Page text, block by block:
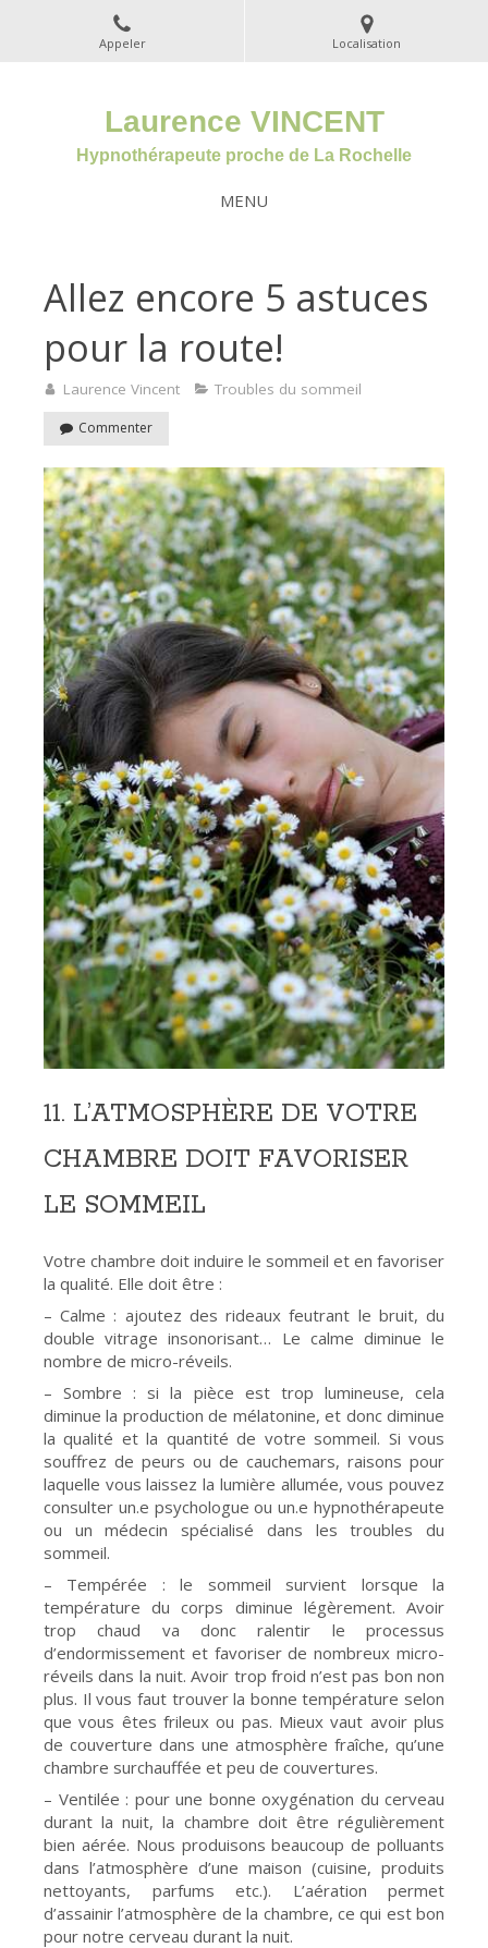
Appeler Localisation
Laurence VINCENT
Hypnothérapeute proche de La Rochelle
MENU
Allez encore 5 astuces
pour la route!
Laurence Vincent Troubles du sommeil
Commenter
11. L’ATMOSPHÈRE DE VOTRE
CHAMBRE DOIT FAVORISER
LE SOMMEIL
Votre chambre doit induire le sommeil et en favoriser
la qualité. Elle doit être :
– Calme : ajoutez des rideaux feutrant le bruit, du
double vitrage insonorisant… Le calme diminue le
nombre de micro-réveils.
– Sombre : si la pièce est trop lumineuse, cela
diminue la production de mélatonine, et donc diminue
la qualité et la quantité de votre sommeil. Si vous
souffrez de peurs ou de cauchemars, raisons pour
laquelle vous laissez la lumière allumée, vous pouvez
consulter un.e psychologue ou un.e hypnothérapeute
ou un médecin spécialisé dans les troubles du
sommeil.
– Tempérée : le sommeil survient lorsque la
température du corps diminue légèrement. Avoir
trop chaud va donc ralentir le processus
d’endormissement et favoriser de nombreux micro-
réveils dans la nuit. Avoir trop froid n’est pas bon non
plus. Il vous faut trouver la bonne température selon
que vous êtes frileux ou pas. Mieux vaut avoir plus
de couverture dans une atmosphère fraîche, qu’une
chambre surchauffée et peu de couvertures.
– Ventilée : pour une bonne oxygénation du cerveau
durant la nuit, la chambre doit être régulièrement
bien aérée. Nous produisons beaucoup de polluants
dans l’atmosphère d’une maison (cuisine, produits
nettoyants, parfums etc.). L’aération permet
d’assainir l’atmosphère de la chambre, ce qui est bon
pour notre cerveau durant la nuit.